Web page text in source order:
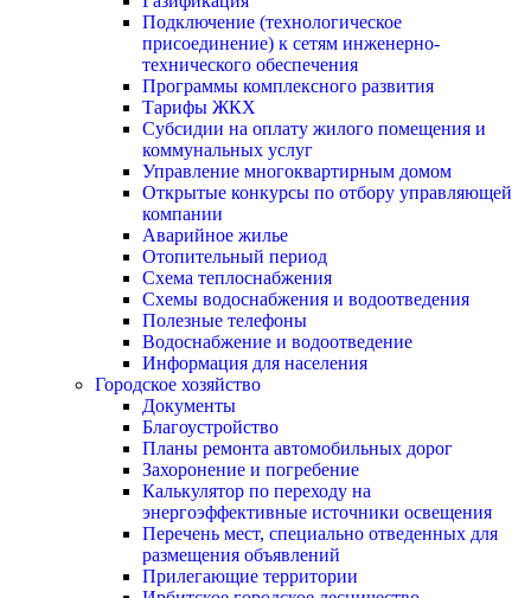
Подключение (технологическое
присоединение) к сетям инженерно-
технического обеспечения
Программы комплексного развития
Тарифы ЖКХ
Субсидии на оплату жилого помещения и
коммунальных услуг
Управление многоквартирным домом
Открытые конкурсы по отбору управляющей
компании
Аварийное жилье
Отопительный период
Схема теплоснабжения
Схемы водоснабжения и водоотведения
Полезные телефоны
Водоснабжение и водоотведение
Информация для населения
Городское хозяйство
Документы
Благоустройство
Планы ремонта автомобильных дорог
Захоронение и погребение
Калькулятор по переходу на
энергоэффективные источники освещения
Перечень мест, специально отведенных для
размещения объявлений
Прилегающие территории